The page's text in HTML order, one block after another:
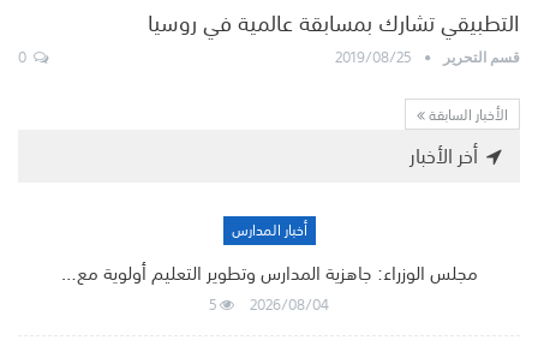
التطبيقي تشارك بمسابقة عالمية في روسيا
قسم التحرير 2019/08/25
الأخبار السابقة
أخر الأخبار
أخبار المدارس
مجلس الوزراء: جاهزية المدارس وتطوير التعليم أولوية مع…
2026/08/04
5